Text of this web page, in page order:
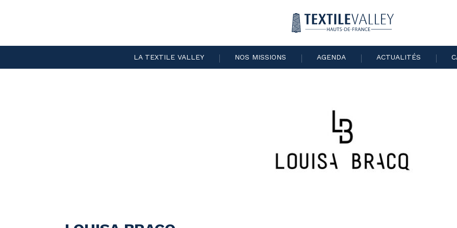
LA TEXTILE VALLEY NOS MISSIONS AGENDA ACTUALITÉS